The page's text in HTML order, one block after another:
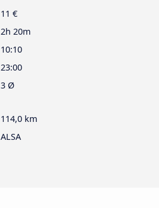
11 €
2h 20m
10:10
23:00
3 Ø
114,0 km
ALSA